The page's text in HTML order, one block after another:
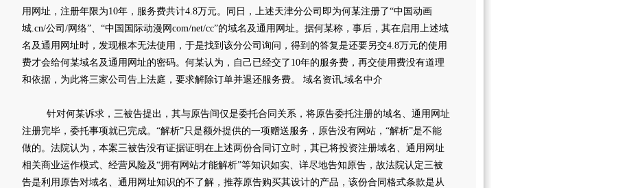
用网址，注册年限为10年，服务费共计4.8万元。同日，上述天津分公司即为何某注册了“中国动画
城.cn/公司/网络”、“中国国际动漫网com/net/cc”的域名及通用网址。据何某称，事后，其在启用上述域
名及通用网址时，发现根本无法使用，于是找到该分公司询问，得到的答复是还要另交4.8万元的使用
费才会给何某域名及通用网址的密码。何某认为，自己已经交了10年的服务费，再交使用费没有道理
和依据，为此将三家公司告上法庭，要求解除订单并退还服务费。 域名资讯,域名中介
针对何某诉求，三被告提出，其与原告间仅是委托合同关系，将原告委托注册的域名、通用网址
注册完毕，委托事项就已完成。“解析”只是额外提供的一项赠送服务，原告没有网站，“解析”是不能
做的。法院认为，本案三被告没有证据证明在上述两份合同订立时，其已将投资注册域名、通用网址
相关商业运作模式、经营风险及“拥有网站才能解析”等知识如实、详尽地告知原告，故法院认定三被
告是利用原告对域名、通用网址知识的不了解，推荐原告购买其设计的产品，该份合同格式条款是从